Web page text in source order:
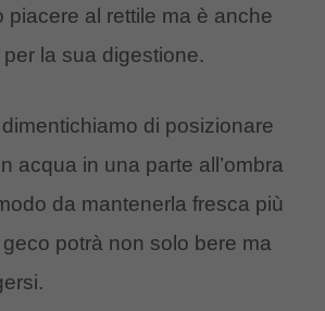
piacere al rettile ma è anche
la sua digestione.
di posizionare
acqua in una parte all’ombra
da mantenerla fresca più
potrà non solo bere ma